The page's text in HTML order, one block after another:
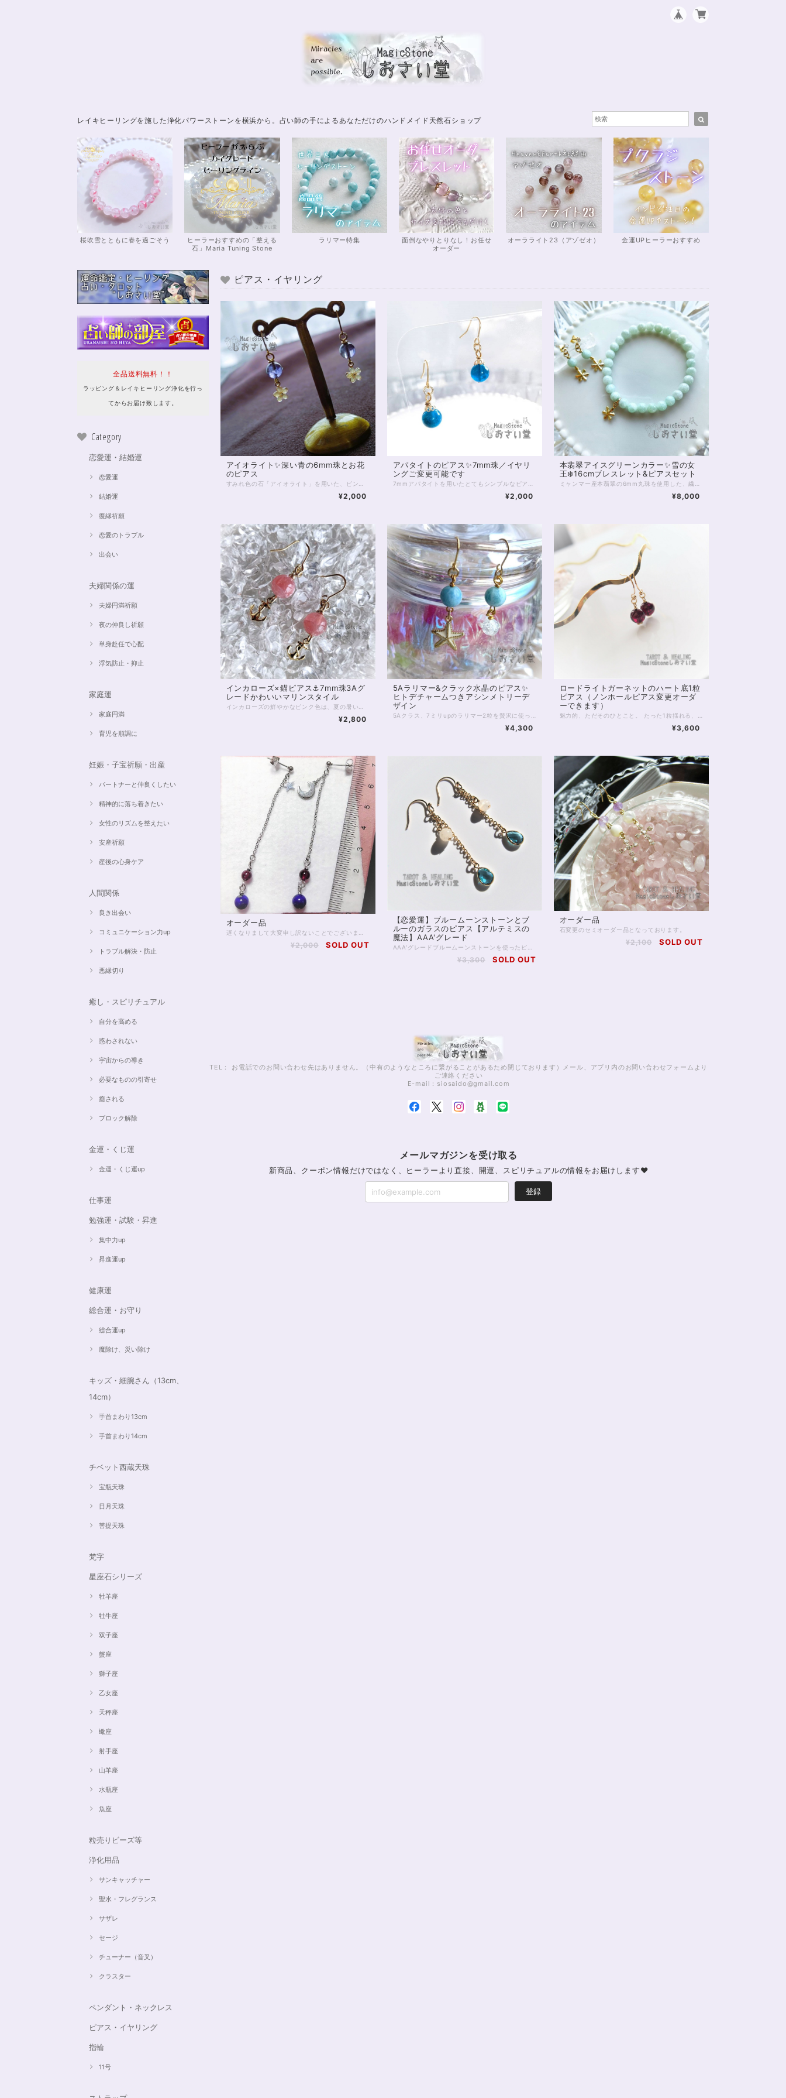
レイキヒーリングを施した浄化パワーストーンを横浜から。占い師の手によるあなただけのハンドメイド天然石ショップ
桜吹雪とともに春を過ごそう
ヒーラーおすすめの「整える
石」Maria Tuning Stone
ラリマー特集
面倒なやりとりなし！お任せ
オーダー
オーラライト23（アゾゼオ） 金運UPヒーラーおすすめ
全品送料無料！！
ラッピング＆レイキヒーリング浄化を行っ
てからお届け致します。
Category
恋愛運・結婚運
恋愛運
結婚運
復縁祈願
恋愛のトラブル
出会い
夫婦関係の運
夫婦円満祈願
夜の仲良し祈願
単身赴任で心配
浮気防止・抑止
家庭運
家庭円満
育児を順調に
妊娠・子宝祈願・出産
パートナーと仲良くしたい
精神的に落ち着きたい
女性のリズムを整えたい
安産祈願
産後の心身ケア
人間関係
良き出会い
コミュニケーション力up
トラブル解決・防止
悪縁切り
癒し・スピリチュアル
自分を高める
惑わされない
宇宙からの導き
必要なものの引寄せ
癒される
ブロック解除
金運・くじ運
金運・くじ運up
仕事運
勉強運・試験・昇進
集中力up
昇進運up
健康運
総合運・お守り
総合運up
魔除け、災い除け
キッズ・細腕さん（13cm、
14cm）
手首まわり13cm
手首まわり14cm
チベット西蔵天珠
宝瓶天珠
日月天珠
菩提天珠
梵字
星座石シリーズ
牡羊座
牡牛座
双子座
蟹座
獅子座
乙女座
天秤座
蠍座
射手座
山羊座
水瓶座
魚座
粒売りビーズ等
浄化用品
サンキャッチャー
聖水・フレグランス
サザレ
セージ
チューナー（音叉）
クラスター
ペンダント・ネックレス
ピアス・イヤリング
指輪
11号
ピアス・イヤリング
アイオライト✨深い青の6mm珠とお花
のピアス
¥2,000
アパタイトのピアス✨7mm珠／イヤリ
ングご変更可能です
¥2,000
本翡翠アイスグリーンカラー✨雪の女
王❄️16cmブレスレット&ピアスセット
¥8,000
インカローズ×錨ピアス⚓7mm珠3Aグ
レードかわいいマリンスタイル
¥2,800
5Aラリマー&クラック水晶のピアス✨
ヒトデチャームつきアシンメトリーデ
ザイン
¥4,300
ロードライトガーネットのハート底1粒
ピアス（ノンホールピアス変更オーダ
ーできます）
¥3,600
オーダー品
¥2,000 SOLD OUT
【恋愛運】ブルームーンストーンとブ
ルーのガラスのピアス【アルテミスの
魔法】AAA'グレード
¥3,300 SOLD OUT
オーダー品
石変更のセミオーダー品となっております。
¥2,100 SOLD OUT
TEL： お電話でのお問い合わせ先はありません。（中有のようなところに繋がることがあるため閉じております）メール、アプリ内のお問い合わせフォームより
ご連絡ください
E-mail： siosaido@gmail.com
メールマガジンを受け取る
新商品、クーポン情報だけではなく、ヒーラーより直接、開運、スピリチュアルの情報をお届けします♥
登録